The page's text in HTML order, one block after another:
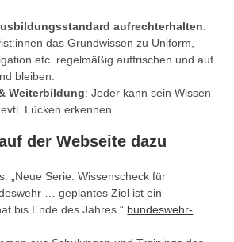
aufrechterhalten:
das Grundwissen zu Uniform,
etc. regelmäßig auffrischen und auf
bleiben.
Weiterbildung: Jeder kann sein Wissen
Lücken erkennen.
der Webseite dazu
„Neue Serie: Wissenscheck für
… geplantes Ziel ist ein
bis Ende des Jahres.“ bundeswehr-